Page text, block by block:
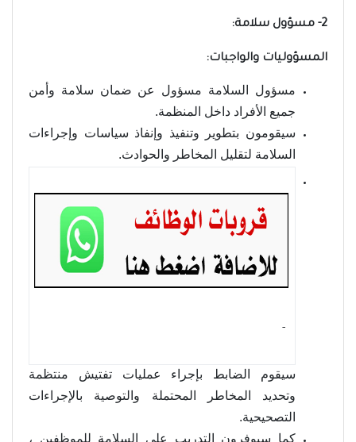
2- مسؤول سلامة:
المسؤوليات والواجبات:
مسؤول السلامة مسؤول عن ضمان سلامة وأمن
جميع الأفراد داخل المنظمة.
سيقومون بتطوير وتنفيذ وإنفاذ سياسات وإجراءات
السلامة لتقليل المخاطر والحوادث.
- ‏
سيقوم الضابط بإجراء عمليات تفتيش منتظمة
وتحديد المخاطر المحتملة والتوصية بالإجراءات
التصحيحية.
كما سيوفرون التدريب على السلامة للموظفين ،